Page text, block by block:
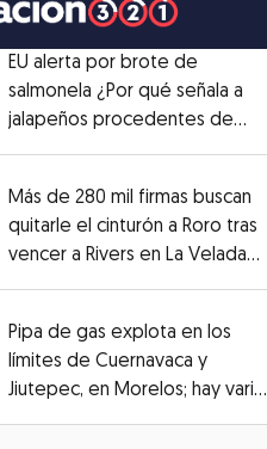
window
EU alerta por brote de
salmonela ¿Por qué señala a
jalapeños procedentes de
window
Más de 280 mil firmas buscan
quitarle el cinturón a Roro tras
vencer a Rivers en La Velada
window
Pipa de gas explota en los
límites de Cuernavaca y
Jiutepec, en Morelos; hay varios